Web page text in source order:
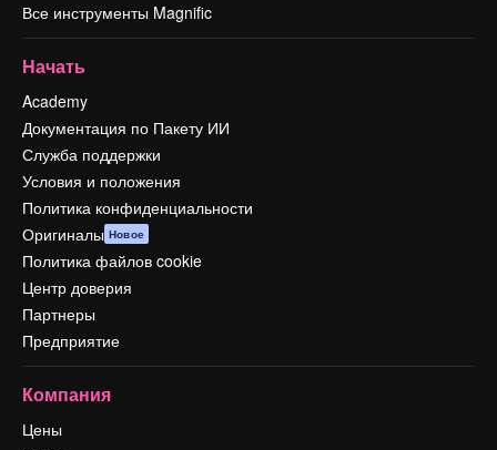
Все инструменты Magnific
Начать
Academy
Документация по Пакету ИИ
Служба поддержки
Условия и положения
Политика конфиденциальности
Оригиналы Новое
Политика файлов cookie
Центр доверия
Партнеры
Предприятие
Компания
Цены